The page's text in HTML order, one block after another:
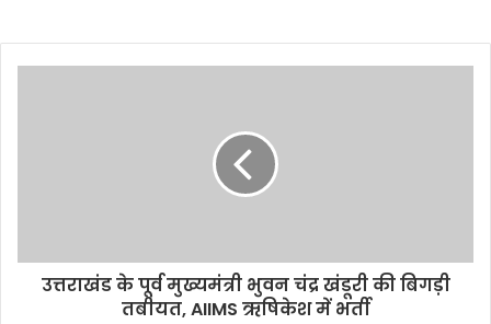
उत्तराखंड के पूर्व मुख्यमंत्री भुवन चंद्र खंडूरी की बिगड़ी
तबीयत, AIIMS ऋषिकेश में भर्ती